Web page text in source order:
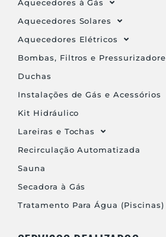
Aquecedores à Gás
Aquecedores Solares
Aquecedores Elétricos
Bombas, Filtros e
Duchas
Instalações de Gás e Acessórios
Kit Hidráulico
Lareiras e Tochas
Recirculação Automatizada
Sauna
Secadora à Gás
Tratamento Para Água (Piscinas)